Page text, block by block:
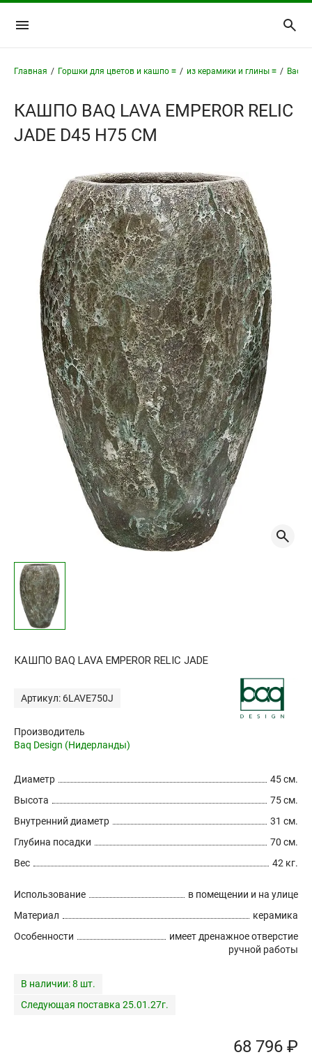
Главная / Горшки для цветов и кашпо ≡ / из керамики и глины ≡ / Baq -
КАШПО BAQ LAVA EMPEROR RELIC
JADE D45 H75 СМ
КАШПО BAQ LAVA EMPEROR RELIC JADE
Артикул: 6LAVE750J
Производитель
Baq Design (Нидерланды)
45 см.
Диаметр
75 см.
Высота
31 см.
Внутренний диаметр
70 см.
Глубина посадки
42 кг.
Вес
в помещении и на улице
Использование
керамика
Материал
имеет дренажное отверстие
ручной работы
Особенности
В наличии:8 шт.
Следующая поставка 25.01.27г.
68 796 ₽